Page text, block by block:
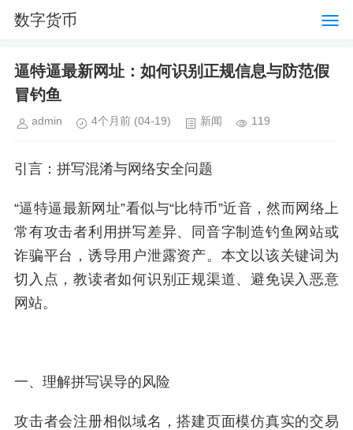
数字货币
逼特逼最新网址：如何识别正规信息与防范假
冒钓鱼
admin 4个月前 (04-19) 新闻 119
引言：拼写混淆与网络安全问题
“逼特逼最新网址”看似与“比特币”近音，然而网络上
常有攻击者利用拼写差异、同音字制造钓鱼网站或
诈骗平台，诱导用户泄露资产。本文以该关键词为
切入点，教读者如何识别正规渠道、避免误入恶意
网站。
一、理解拼写误导的风险
攻击者会注册相似域名，搭建页面模仿真实的交易